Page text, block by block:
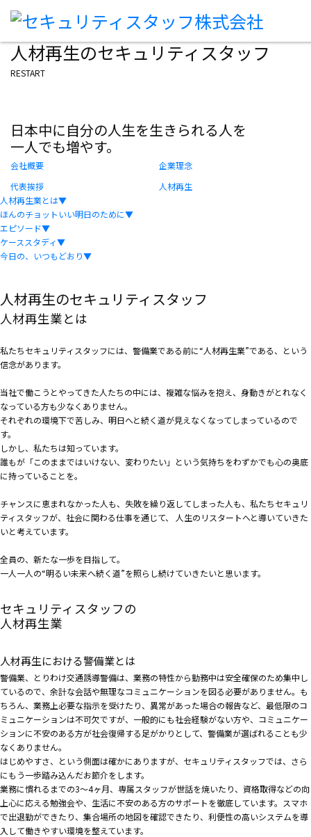
人材再生のセキュリティスタッフ
RESTART
日本中に自分の人生を生きられる人を
一人でも増やす。
会社概要
企業理念
代表挨拶
人材再生
人材再生業とは▼
ほんのチョットいい明日のために▼
エピソード▼
ケーススタディ▼
今日の、いつもどおり▼
人材再生のセキュリティスタッフ
人材再生業とは
私たちセキュリティスタッフには、警備業である前に“人材再生業”である、という
信念があります。
当社で働こうとやってきた人たちの中には、複雑な悩みを抱え、身動きがとれなく
なっている方も少なくありません。
それぞれの環境下で苦しみ、明日へと続く道が見えなくなってしまっているので
す。
しかし、私たちは知っています。
誰もが「このままではいけない、変わりたい」という気持ちをわずかでも心の奥底
に持っていることを。
チャンスに恵まれなかった人も、失敗を繰り返してしまった人も、私たちセキュリ
ティスタッフが、社会に関わる仕事を通じて、 人生のリスタートへと導いていきた
いと考えています。
全員の、新たな一歩を目指して。
一人一人の“明るい未来へ続く道”を照らし続けていきたいと思います。
セキュリティスタッフの
人材再生業
人材再生における警備業とは
警備業、とりわけ交通誘導警備は、業務の特性から勤務中は安全確保のため集中し
ているので、余計な会話や無理なコミュニケーションを図る必要がありません。も
ちろん、業務上必要な指示を受けたり、異常があった場合の報告など、最低限のコ
ミュニケーションは不可欠ですが、一般的にも社会経験がない方や、コミュニケー
ションに不安のある方が社会復帰する足がかりとして、警備業が選ばれることも少
なくありません。
はじめやすさ、という側面は確かにありますが、セキュリティスタッフでは、さら
にもう一歩踏み込んだお節介をします。
業務に慣れるまでの3〜4ヶ月、専属スタッフが世話を焼いたり、資格取得などの向
上心に応える勉強会や、生活に不安のある方のサポートを徹底しています。スマホ
で出退勤ができたり、集合場所の地図を確認できたり、利便性の高いシステムを導
入して働きやすい環境を整えています。